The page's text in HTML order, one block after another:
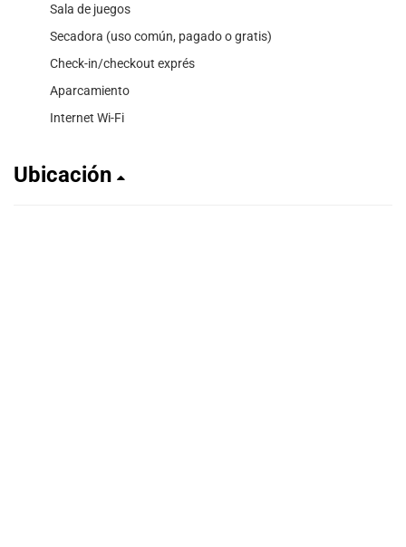
Sala de juegos
Secadora (uso común, pagado o gratis)
Check-in/checkout exprés
Aparcamiento
Internet Wi-Fi
Ubicación